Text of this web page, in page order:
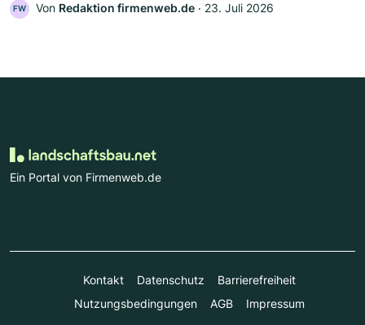
FW Von Redaktion firmenweb.de ‧ 23. Juli 2026
Ein Portal von Firmenweb.de
Kontakt Datenschutz
Barrierefreiheit
Nutzungsbedingungen
AGB Impressum